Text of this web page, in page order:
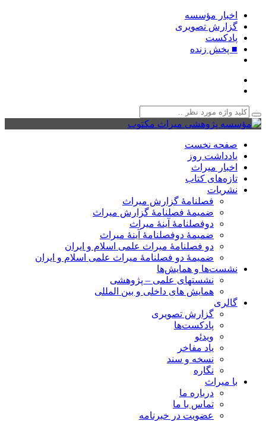
اخبار مؤسسه
گزارش تصویری
پادکست‌
■ پخش زنده
صفحه نخست
یادداشت روز
اخبار میراث
تازه‌های کتاب
نشریات
فصلنامۀ گزارش میراث
ضمیمۀ فصلنامۀ گزارش میراث
دوفصلنامۀ آینۀ میراث
ضمیمۀ دوفصلنامۀ آینۀ میراث
دو فصلنامۀ میراث علمی اسلام و ایران
ضمیمۀ دو فصلنامۀ میراث علمی اسلام و ایران
نشست‌ها و همایش‌ها
نشستهای علمی – پژوهشی
همایش های داخلی و بین المللی
گالری
گزارش تصویری
پادکست‌ها
ویدئو
یاد مفاخر
نسخه و سند
نگاره
با میراث
درباره ما
تماس با ما
عضویت در خبرنامه